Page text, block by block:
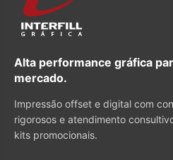
Alta performance gráfica
mercado.
Impressão offset e digital com
rigorosos e atendimento
kits promocionais.